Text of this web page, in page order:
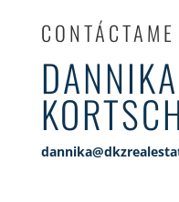
CONTÁCTAME
DANNIKA